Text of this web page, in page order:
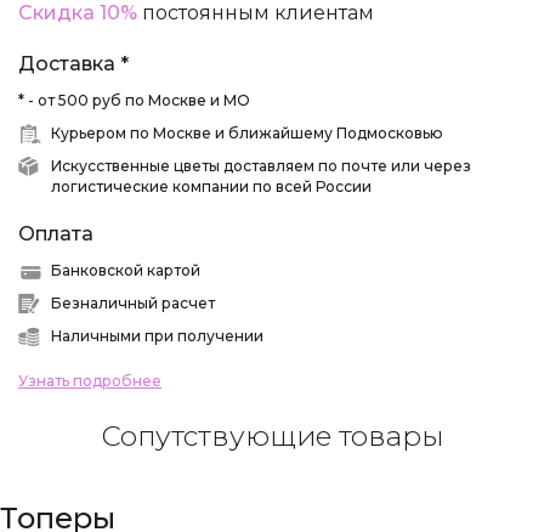
Скидка 10% постоянным клиентам
Доставка *
* - от 500 руб по Москве и МО
Курьером по Москве и ближайшему Подмосковью
Искусственные цветы доставляем по почте или через
логистические компании по всей России
Оплата
Банковской картой
Безналичный расчет
Наличными при получении
Узнать подробнее
Сопутствующие товары
Топеры